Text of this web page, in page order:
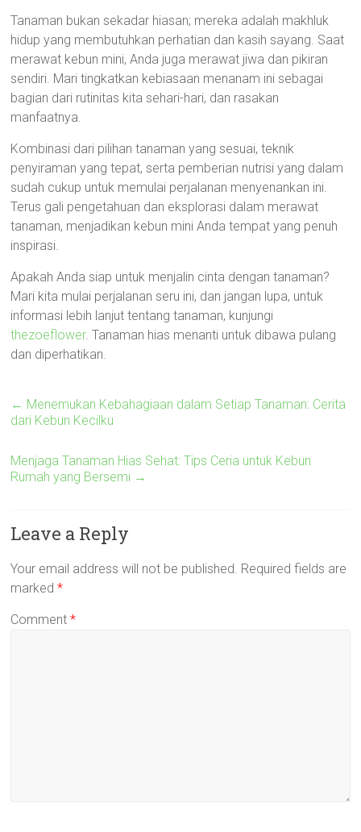
Tanaman bukan sekadar hiasan; mereka adalah makhluk
hidup yang membutuhkan perhatian dan kasih sayang. Saat
merawat kebun mini, Anda juga merawat jiwa dan pikiran
sendiri. Mari tingkatkan kebiasaan menanam ini sebagai
bagian dari rutinitas kita sehari-hari, dan rasakan
manfaatnya.
Kombinasi dari pilihan tanaman yang sesuai, teknik
penyiraman yang tepat, serta pemberian nutrisi yang dalam
sudah cukup untuk memulai perjalanan menyenankan ini.
Terus gali pengetahuan dan eksplorasi dalam merawat
tanaman, menjadikan kebun mini Anda tempat yang penuh
inspirasi.
Apakah Anda siap untuk menjalin cinta dengan tanaman?
Mari kita mulai perjalanan seru ini, dan jangan lupa, untuk
informasi lebih lanjut tentang tanaman, kunjungi
thezoeflower. Tanaman hias menanti untuk dibawa pulang
dan diperhatikan.
← Menemukan Kebahagiaan dalam Setiap Tanaman: Cerita
dari Kebun Kecilku
Menjaga Tanaman Hias Sehat: Tips Ceria untuk Kebun
Rumah yang Bersemi →
Leave a Reply
Your email address will not be published. Required fields are
marked*
Comment*